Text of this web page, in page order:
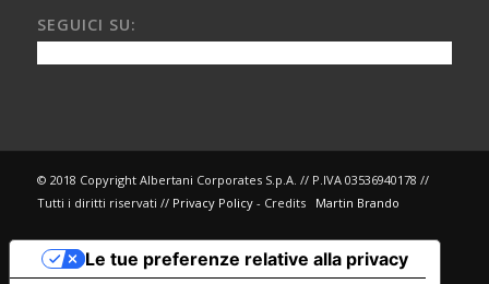
SEGUICI SU:
© 2018 Copyright Albertani Corporates S.p.A. // P.IVA 03536940178 //
Tutti i diritti riservati // Privacy Policy- Credits Martin Brando
Le tue preferenze relative alla privacy